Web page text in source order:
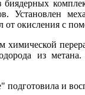
от окисления с
из
и